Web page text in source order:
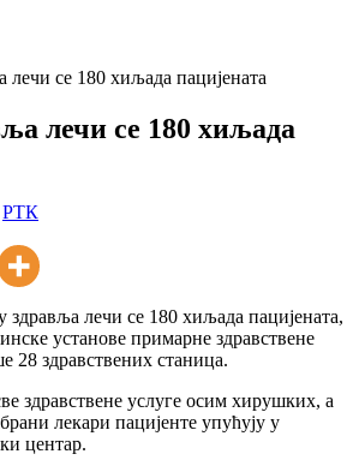
се 180 хиљада пацијената
лечи се 180 хиљада
РТК
здравља лечи се 180 хиљада пацијената,
установе примарне здравствене
28 здравствених станица.
здравствене услуге осим хирушких, а
лекари пацијенте упућују у
центар.